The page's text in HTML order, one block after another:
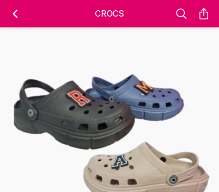
CROCS